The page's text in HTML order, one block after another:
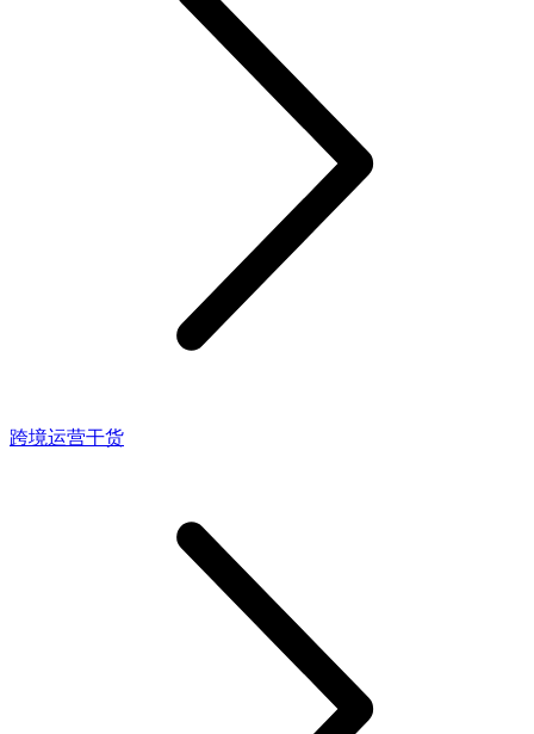
跨境运营干货